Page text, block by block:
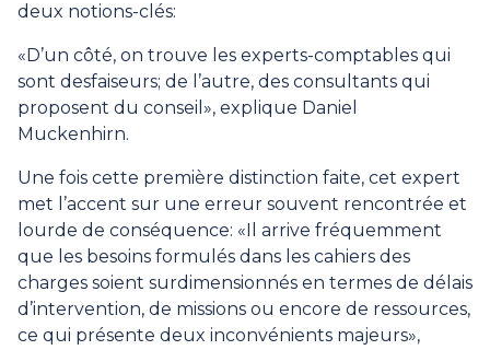
deux notions-clés:
«D’un côté, on trouve les experts-comptables qui
sont desfaiseurs; de l’autre, des consultants qui
proposent du conseil», explique Daniel
Muckenhirn.
Une fois cette première distinction faite, cet expert
met l’accent sur une erreur souvent rencontrée et
lourde de conséquence: «Il arrive fréquemment
que les besoins formulés dans les cahiers des
charges soient surdimensionnés en termes de délais
d’intervention, de missions ou encore de ressources,
ce qui présente deux inconvénients majeurs»,